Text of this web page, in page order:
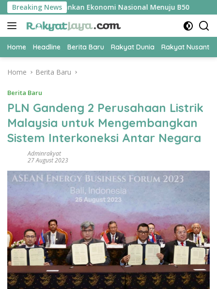
Skip
to
content
Breaking News
Kunci Amankan Ekonomi Nasional Menuju B50
Home Headline Berita Baru Rakyat Dunia Rakyat
Home Berita Baru
Berita Baru
PLN Gandeng 2 Perusahaan Listrik
Malaysia untuk Mengembangkan
Sistem Interkoneksi Antar Negara
Adminrakyat
27 August 2023